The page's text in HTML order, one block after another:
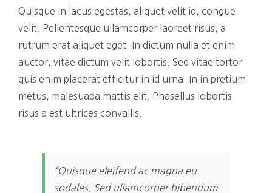
Quisque in lacus egestas, aliquet velit id, congue
velit. Pellentesque ullamcorper laoreet risus, a
rutrum erat aliquet eget. In dictum nulla et enim
auctor, vitae dictum velit lobortis. Sed vitae tortor
quis enim placerat efficitur in id urna. In in pretium
metus, malesuada mattis elit. Phasellus lobortis
risus a est ultrices convallis.
“Quisque eleifend ac magna eu
sodales. Sed ullamcorper bibendum